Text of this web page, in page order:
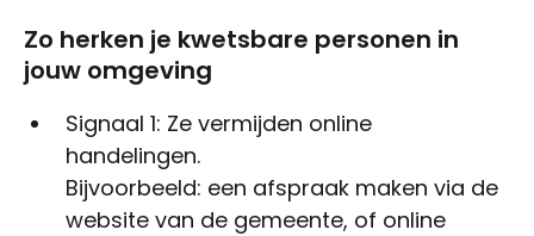
Zo herken je kwetsbare personen in
jouw omgeving
Signaal 1: Ze vermijden online
handelingen.
Bijvoorbeeld: een afspraak maken via de
website van de gemeente, of online